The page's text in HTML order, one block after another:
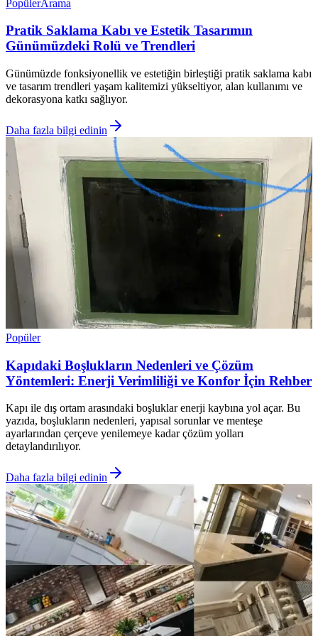
PopülerArama
Pratik Saklama Kabı ve Estetik Tasarımın
Günümüzdeki Rolü ve Trendleri
Günümüzde fonksiyonellik ve estetiğin birleştiği pratik saklama kabı
ve tasarım trendleri yaşam kalitemizi yükseltiyor, alan kullanımı ve
dekorasyona katkı sağlıyor.
Daha fazla bilgi edinin
Popüler
Kapıdaki Boşlukların Nedenleri ve Çözüm
Yöntemleri: Enerji Verimliliği ve Konfor İçin Rehber
Kapı ile dış ortam arasındaki boşluklar enerji kaybına yol açar. Bu
yazıda, boşlukların nedenleri, yapısal sorunlar ve menteşe
ayarlarından çerçeve yenilemeye kadar çözüm yolları
detaylandırılıyor.
Daha fazla bilgi edinin